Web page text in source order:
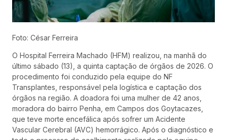
Foto: César Ferreira
O Hospital Ferreira Machado (HFM) realizou, na manhã do
último sábado (13), a quinta captação de órgãos de 2026. O
procedimento foi conduzido pela equipe do NF
Transplantes, responsável pela logística e captação dos
órgãos na região. A doadora foi uma mulher de 42 anos,
moradora do bairro Penha, em Campos dos Goytacazes,
que teve morte encefálica após sofrer um Acidente
Vascular Cerebral (AVC) hemorrágico. Após o diagnóstico e